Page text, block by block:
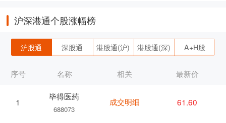
沪深港通个股涨幅榜
沪股通 深股通 港股通(沪) 港股通(深) A+H股
序号 名称
1
毕得医药
688073
相关 最新价
成交明细 61.60